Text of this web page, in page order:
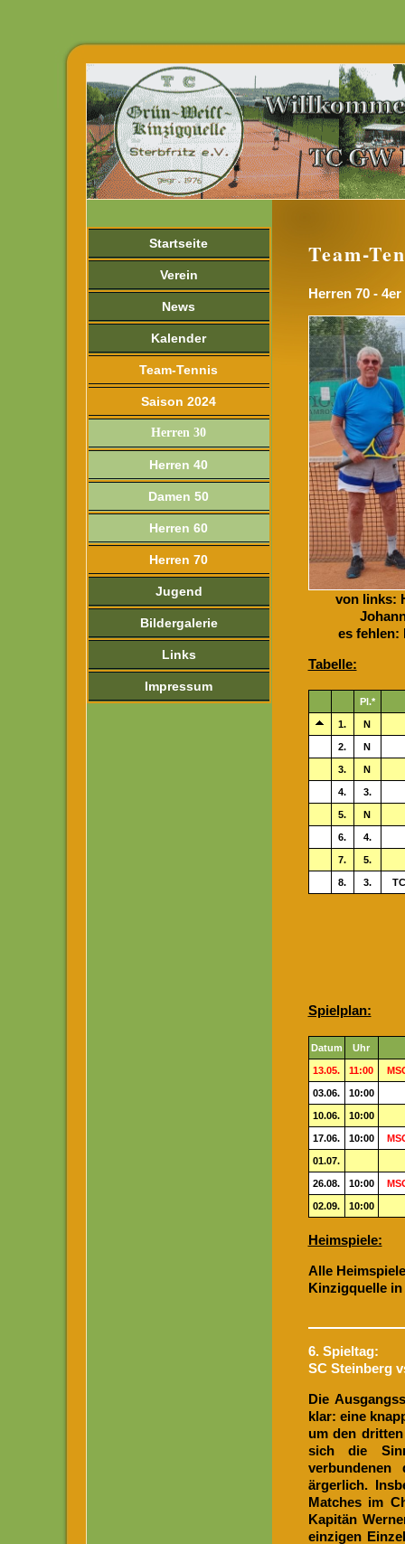
Startseite
Verein
News
Kalender
Team-Tennis
Saison 2024
Herren 30
Herren 40
Damen 50
Herren 60
Herren 70
Jugend
Bildergalerie
Links
Impressum
Team-
Herren 70 -
von links:
es fehlen:
Tabelle:
Pl.*
1. N
2. N
3. N
4. 3.
5. N
6. 4.
7. 5.
8. 3.
Spielplan:
Datum Uhr
13.05. 11:00
03.06. 10:00
10.06. 10:00
17.06. 10:00
01.07.
26.08. 10:00
02.09. 10:00
Heimspiele:
Alle
Kinzigquelle
6. Spieltag:
SC Steinberg
Die
klar: eine
um den
sich die
ärgerlich.
Matches im
Kapitän
einzigen